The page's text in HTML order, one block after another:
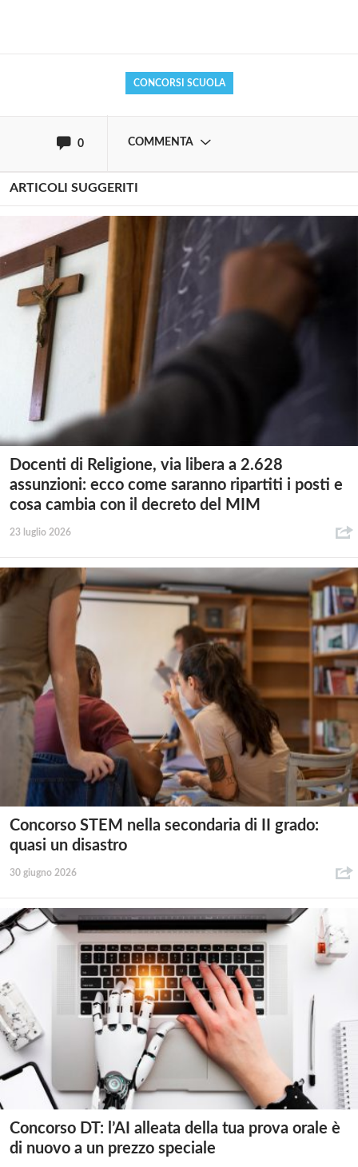
CONCORSI SCUOLA
0 COMMENTA
ARTICOLI SUGGERITI
Docenti di Religione, via libera a 2.628
assunzioni: ecco come saranno ripartiti i posti e
cosa cambia con il decreto del MIM
23 luglio 2026
Concorso STEM nella secondaria di II grado:
quasi un disastro
30 giugno 2026
Concorso DT: l’AI alleata della tua prova orale è
di nuovo a un prezzo speciale